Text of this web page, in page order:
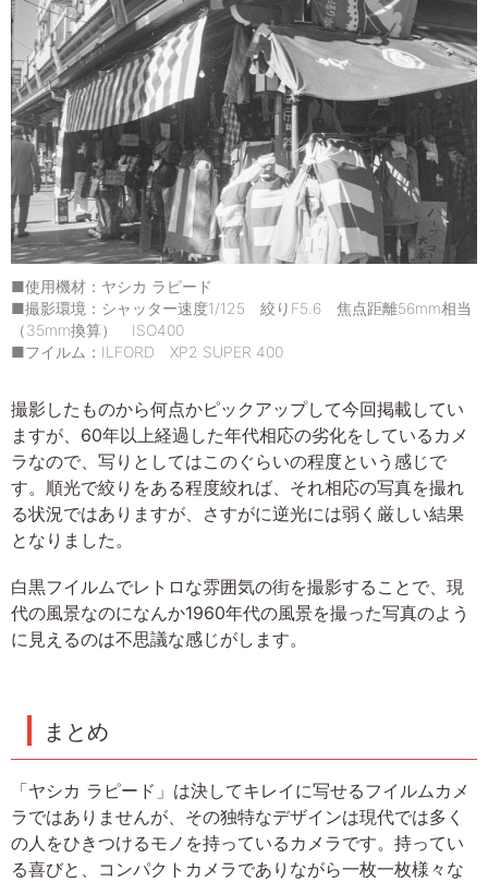
■使用機材：ヤシカ ラピード
■撮影環境：シャッター速度1/125 絞りF5.6 焦点距離56mm相当
（35mm換算） ISO400
■フイルム：ILFORD XP2 SUPER 400
撮影したものから何点かピックアップして今回掲載してい
ますが、60年以上経過した年代相応の劣化をしているカメ
ラなので、写りとしてはこのぐらいの程度という感じで
す。順光で絞りをある程度絞れば、それ相応の写真を撮れ
る状況ではありますが、さすがに逆光には弱く厳しい結果
となりました。
白黒フイルムでレトロな雰囲気の街を撮影することで、現
代の風景なのになんか1960年代の風景を撮った写真のよう
に見えるのは不思議な感じがします。
まとめ
「ヤシカ ラピード」は決してキレイに写せるフイルムカメ
ラではありませんが、その独特なデザインは現代では多く
の人をひきつけるモノを持っているカメラです。持ってい
る喜びと、コンパクトカメラでありながら一枚一枚様々な